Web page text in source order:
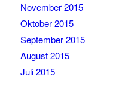
November 2015
Oktober 2015
September 2015
August 2015
Juli 2015